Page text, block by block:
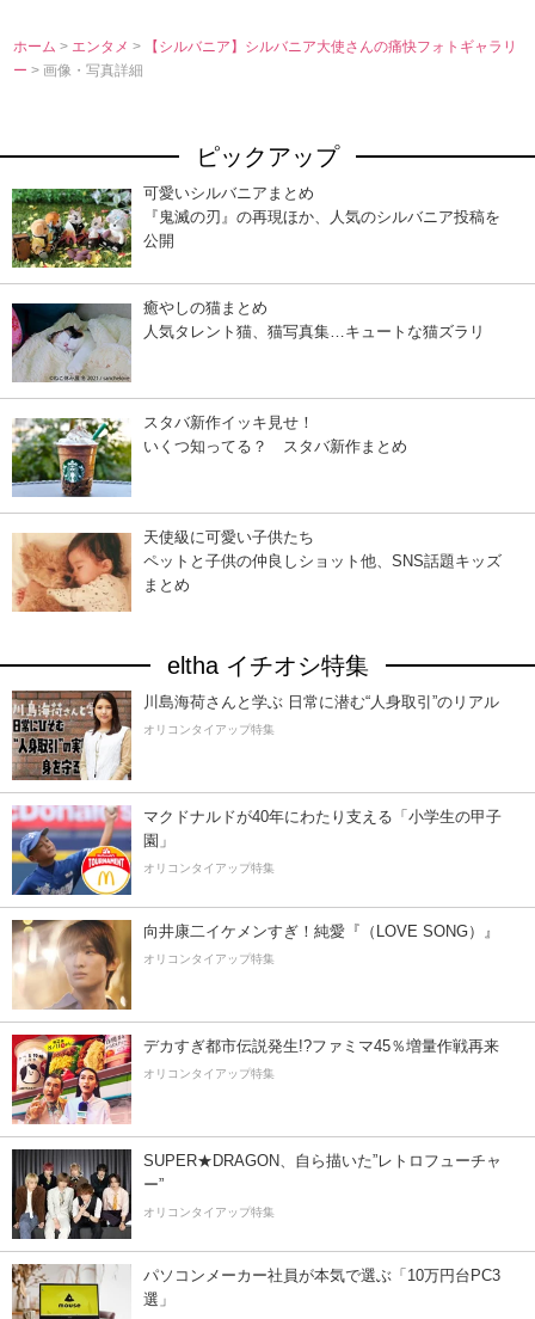
ホーム > エンタメ>
【シルバニア】シルバニア大使さんの痛快フォトギャラリ
ー> 画像・写真詳細
ピックアップ
可愛いシルバニアまとめ
『鬼滅の刃』の再現ほか、人気のシルバニア投稿を
公開
癒やしの猫まとめ
人気タレント猫、猫写真集…キュートな猫ズラリ
スタバ新作イッキ見せ！
いくつ知ってる？ スタバ新作まとめ
天使級に可愛い子供たち
ペットと子供の仲良しショット他、SNS話題キッズ
まとめ
eltha イチオシ特集
川島海荷さんと学ぶ 日常に潜む“人身取引”のリアル
オリコンタイアップ特集
マクドナルドが40年にわたり支える「小学生の甲子
園」
オリコンタイアップ特集
向井康二イケメンすぎ！純愛『（LOVE SONG）』
オリコンタイアップ特集
デカすぎ都市伝説発生!?ファミマ45％増量作戦再来
オリコンタイアップ特集
SUPER★DRAGON、自ら描いた”レトロフューチャ
ー”
オリコンタイアップ特集
パソコンメーカー社員が本気で選ぶ「10万円台PC3
選」